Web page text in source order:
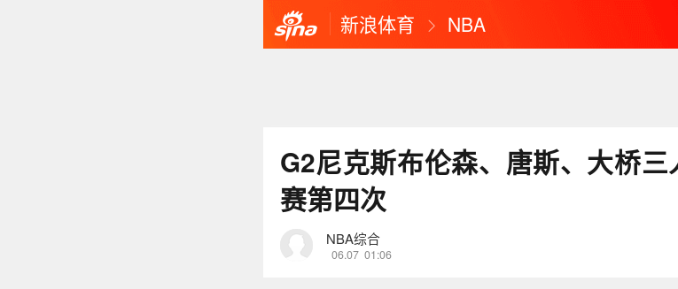
新浪体育 NBA
G2尼克斯布伦森、唐斯、大桥
赛第四次
NBA综合
06.07 01:06